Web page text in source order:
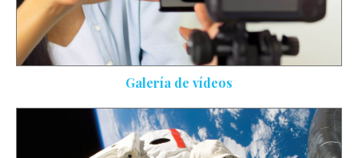
Galería de vídeos